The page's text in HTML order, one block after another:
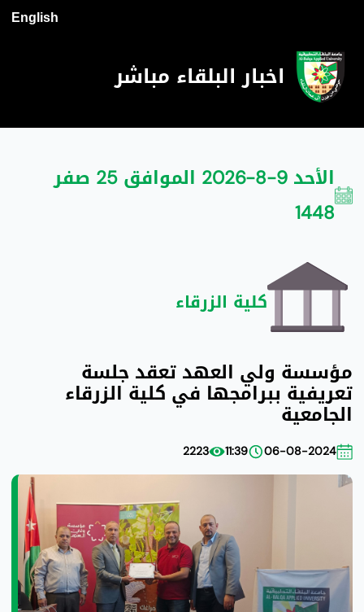
English
اخبار البلقاء مباشر
الأحد 9-8-2026 الموافق 25 صفر
1448
كلية الزرقاء
مؤسسة ولي العهد تعقد جلسة
تعريفية ببرامجها في كلية الزرقاء
الجامعية
06-08-2024
11:39
2223